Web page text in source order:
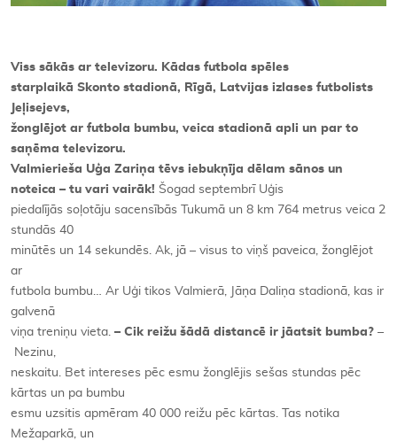
Viss sākās ar televizoru. Kādas futbola spēles
starplaikā Skonto stadionā, Rīgā, Latvijas izlases futbolists
Jeļisejevs,
žonglējot ar futbola bumbu, veica stadionā apli un par to
saņēma televizoru.
Valmierieša Uģa Zariņa tēvs iebukņīja dēlam sānos un
noteica – tu vari vairāk! Šogad septembrī Uģis
piedalījās soļotāju sacensībās Tukumā un 8 km 764 metrus veica 2
stundās 40
minūtēs un 14 sekundēs. Ak, jā – visus to viņš paveica, žonglējot
ar
futbola bumbu… Ar Uģi tikos Valmierā, Jāņa Daliņa stadionā, kas ir
galvenā
viņa treniņu vieta. – Cik reižu šādā distancē ir jāatsit bumba? –
Nezinu,
neskaitu. Bet intereses pēc esmu žonglējis sešas stundas pēc
kārtas un pa bumbu
esmu uzsitis apmēram 40 000 reižu pēc kārtas. Tas notika
Mežaparkā, un